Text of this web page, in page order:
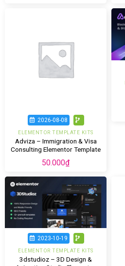
2026-08-08
ELEMENTOR TEMPLATE KITS
Adviza – Immigration & Visa
Consulting Elementor Template
50.000₫
2023-10-19
ELEMENTOR TEMPLATE KITS
3dstudioz – 3D Design &